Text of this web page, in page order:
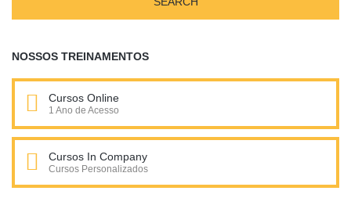
NOSSOS TREINAMENTOS
Cursos Online
1 Ano de Acesso
Cursos In Company
Cursos Personalizados